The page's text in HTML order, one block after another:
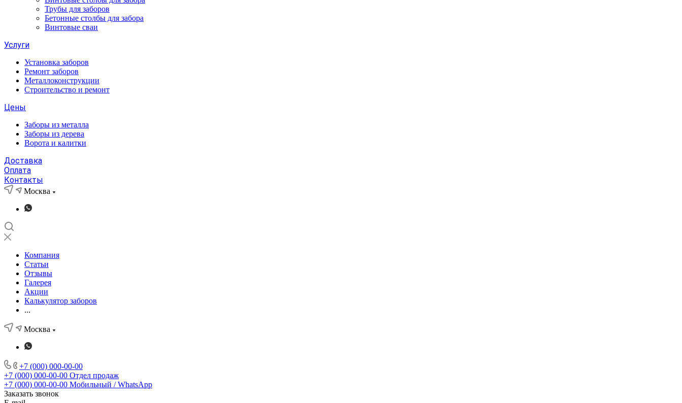
Трубы для заборов
Бетонные столбы для забора
Винтовые сваи
Услуги
Установка заборов
Ремонт заборов
Металлоконструкции
Строительство и ремонт
Цены
Заборы из металла
Заборы из дерева
Ворота и калитки
Доставка
Оплата
Контакты
Москва
Компания
Статьи
Отзывы
Галерея
Акции
Калькулятор заборов
...
Москва
+7 (000) 000-00-00
+7 (000) 000-00-00 Отдел продаж
+7 (000) 000-00-00 Мобильный / WhatsApp
Заказать звонок